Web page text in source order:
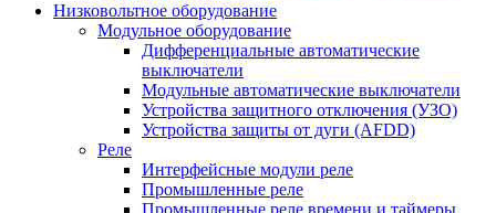
Низковольтное оборудование
Модульное оборудование
Дифференциальные автоматические
выключатели
Модульные автоматические выключатели
Устройства защитного отключения (УЗО)
Устройства защиты от дуги (AFDD)
Реле
Интерфейсные модули реле
Промышленные реле